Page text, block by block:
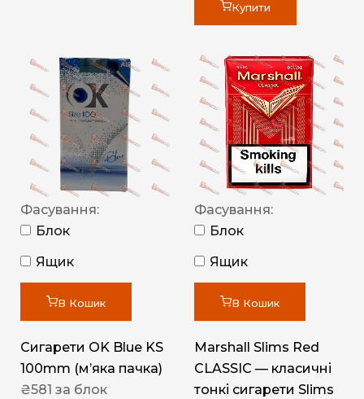
Купити
Фасування:
Блок
Ящик
В Кошик
Сигарети OK Blue KS
100mm (м’яка пачка)
₴581 за блок
Фасування:
Блок
Ящик
В Кошик
Marshall Slims Red
CLASSIC — класичні
тонкі сигарети Slims